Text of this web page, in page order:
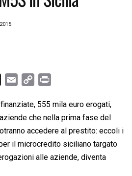
r
e
a
d
s
a
i
l
p
y
L
i
n
i
n
t
555 mila euro erogati,
che nella prima fase del
accedere al prestito: eccoli i
il microcredito siciliano targato
alle aziende, diventa